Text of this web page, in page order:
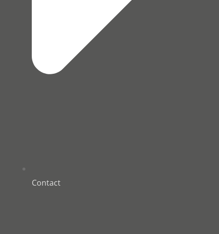
Contact